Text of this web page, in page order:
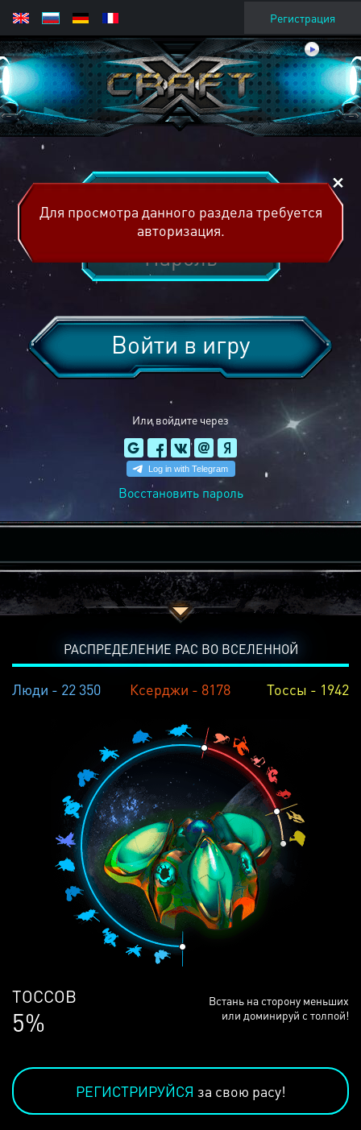
Регистрация
Или войдите через
Войти в игру
Восстановить пароль
Для просмотра данного раздела требуется
авторизация.
РАСПРЕДЕЛЕНИЕ РАС ВО ВСЕЛЕННОЙ
Люди - 22 350 Ксерджи - 8178 Тоссы - 1942
ЛЮДЕЙ
68%
Встань на сторону меньших
или доминируй с толпой!
РЕГИСТРИРУЙСЯ за свою расу!